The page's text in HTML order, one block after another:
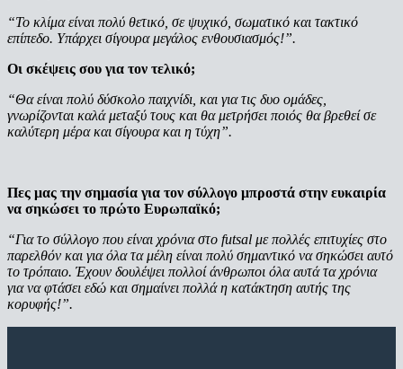
“Το κλίμα είναι πολύ θετικό, σε ψυχικό, σωματικό και τακτικό
επίπεδο. Υπάρχει σίγουρα μεγάλος ενθουσιασμός!”.
Οι σκέψεις σου για τον τελικό;
“Θα είναι πολύ δύσκολο παιχνίδι, και για τις δυο ομάδες,
γνωρίζονται καλά μεταξύ τους και θα μετρήσει ποιός θα βρεθεί σε
καλύτερη μέρα και σίγουρα και η τύχη”.
Πες μας την σημασία για τον σύλλογο μπροστά στην ευκαιρία
να σηκώσει το πρώτο Ευρωπαϊκό;
“Για το σύλλογο που είναι χρόνια στο futsal με πολλές επιτυχίες στο
παρελθόν και για όλα τα μέλη είναι πολύ σημαντικό να σηκώσει αυτό
το τρόπαιο. Έχουν δουλέψει πολλοί άνθρωποι όλα αυτά τα χρόνια
για να φτάσει εδώ και σημαίνει πολλά η κατάκτηση αυτής της
κορυφής!”.